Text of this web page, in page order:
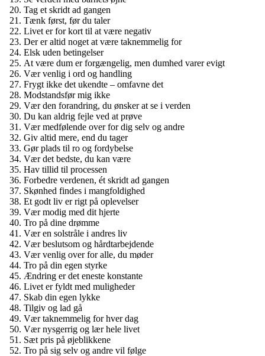
Tag et skridt ad gangen
Tænk først, før du taler
Livet er for kort til at være negativ
Der er altid noget at være taknemmelig for
Elsk uden betingelser
At være dum er forgængelig, men dumhed varer evigt
Vær venlig i ord og handling
Frygt ikke det ukendte – omfavne det
Modstandsfør mig ikke
Vær den forandring, du ønsker at se i verden
Du kan aldrig fejle ved at prøve
Vær medfølende over for dig selv og andre
Giv altid mere, end du tager
Gør plads til ro og fordybelse
Vær det bedste, du kan være
Hav tillid til processen
Forbedre verdenen, ét skridt ad gangen
Skønhed findes i mangfoldighed
Et godt liv er rigt på oplevelser
Vær modig med dit hjerte
Tro på dine drømme
Vær en solstråle i andres liv
Vær beslutsom og hårdtarbejdende
Vær venlig over for alle, du møder
Tro på din egen styrke
Ændring er det eneste konstante
Livet er fyldt med muligheder
Skab din egen lykke
Tilgiv og lad gå
Vær taknemmelig for hver dag
Vær nysgerrig og lær hele livet
Sæt pris på øjeblikkene
Tro på sig selv og andre vil følge